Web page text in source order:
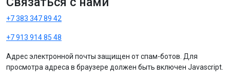
+7 383 347 89 42
+7 913 914 85 48
Адрес электронной почты защищен от спам-ботов. Для
просмотра адреса в браузере должен быть включен Javascript.